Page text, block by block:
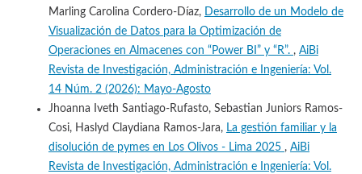
Marling Carolina Cordero-Díaz, Desarrollo de un Modelo de
Visualización de Datos para la Optimización de
Operaciones en Almacenes con “Power BI” y “R”. , AiBi
Revista de Investigación, Administración e Ingeniería: Vol.
14 Núm. 2 (2026): Mayo-Agosto
Jhoanna Iveth Santiago-Rufasto, Sebastian Juniors Ramos-
Cosi, Haslyd Claydiana Ramos-Jara, La gestión familiar y la
disolución de pymes en Los Olivos - Lima 2025 , AiBi
Revista de Investigación, Administración e Ingeniería: Vol.